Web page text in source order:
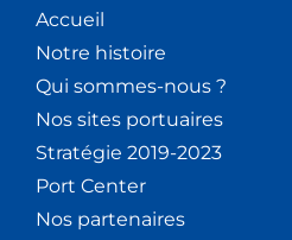
Accueil
Notre histoire
Qui sommes-nous ?
Nos sites portuaires
Stratégie 2019-2023
Port Center
Nos partenaires